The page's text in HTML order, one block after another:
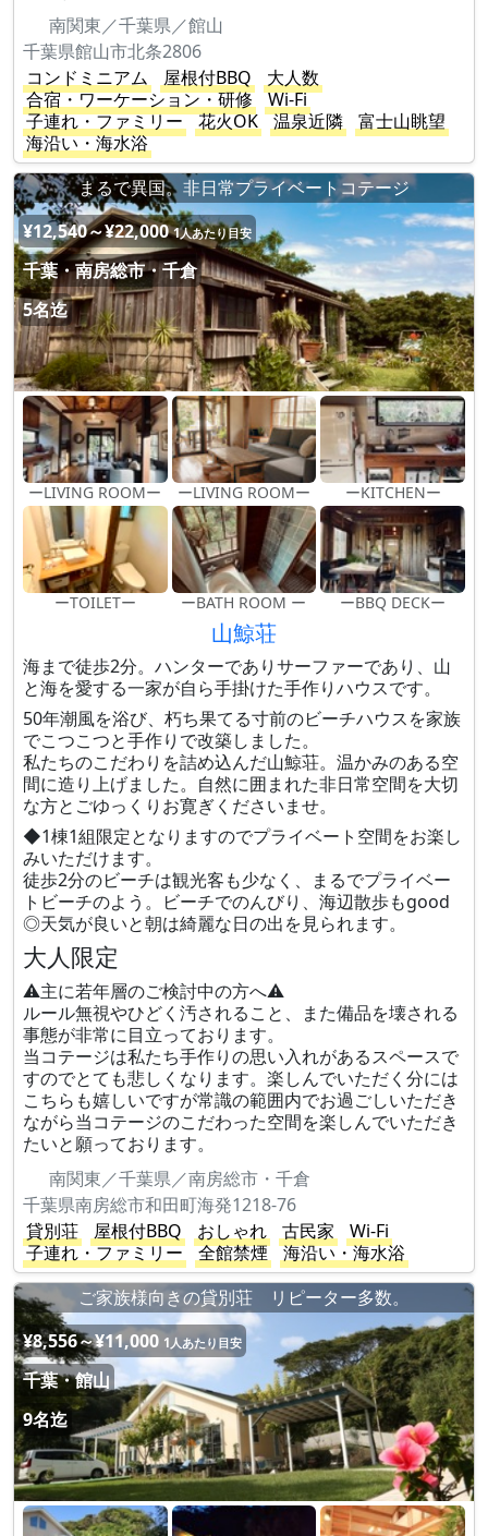
南関東／千葉県／館山
千葉県館山市北条2806
コンドミニアム
屋根付BBQ
大人数
合宿・ワーケーション・研修
Wi-Fi
子連れ・ファミリー
花火OK 温泉近隣
富士山眺望
海沿い・海水浴
まるで異国。非日常プライベートコテージ
¥12,540～¥22,000 1人あたり目安
千葉・南房総市・千倉
5名迄
ーLIVING ROOMー ーLIVING ROOMー ーKITCHENー
ーTOILETー ーBATH ROOM ー ーBBQ DECKー
山鯨荘
海まで徒歩2分。ハンターでありサーファーであり、山
と海を愛する一家が自ら手掛けた手作りハウスです。
50年潮風を浴び、朽ち果てる寸前のビーチハウスを家族
でこつこつと手作りで改築しました。
私たちのこだわりを詰め込んだ山鯨荘。温かみのある空
間に造り上げました。自然に囲まれた非日常空間を大切
な方とごゆっくりお寛ぎくださいませ。
◆1棟1組限定となりますのでプライベート空間をお楽し
みいただけます。
徒歩2分のビーチは観光客も少なく、まるでプライベー
トビーチのよう。ビーチでのんびり、海辺散歩もgood
◎天気が良いと朝は綺麗な日の出を見られます。
大人限定
⚠︎主に若年層のご検討中の方へ⚠︎
ルール無視やひどく汚されること、また備品を壊される
事態が非常に目立っております。
当コテージは私たち手作りの思い入れがあるスペースで
すのでとても悲しくなります。楽しんでいただく分には
こちらも嬉しいですが常識の範囲内でお過ごしいただき
ながら当コテージのこだわった空間を楽しんでいただき
たいと願っております。
南関東／千葉県／南房総市・千倉
千葉県南房総市和田町海発1218-76
貸別荘
屋根付BBQ おしゃれ 古民家
Wi-Fi
子連れ・ファミリー
全館禁煙
海沿い・海水浴
ご家族様向きの貸別荘 リピーター多数。
¥8,556～¥11,000 1人あたり目安
千葉・館山
9名迄